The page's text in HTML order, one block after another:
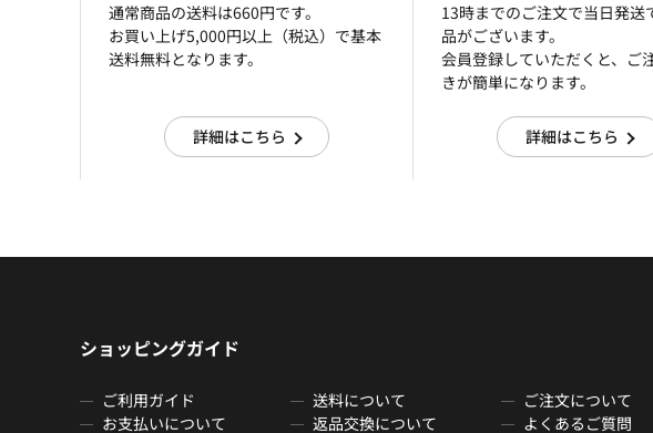
通常商品の送料は660円です。
お買い上げ5,000円以上（税込）で基本
送料無料となります。
詳細はこちら
13時までのご注文で当日発送
品がございます。
会員登録していただくと、ご
きが簡単になります。
詳細はこちら
ショッピングガイド
ご利用ガイド 送料について
ご注文について
お支払いについて
返品交換について よくあるご質問